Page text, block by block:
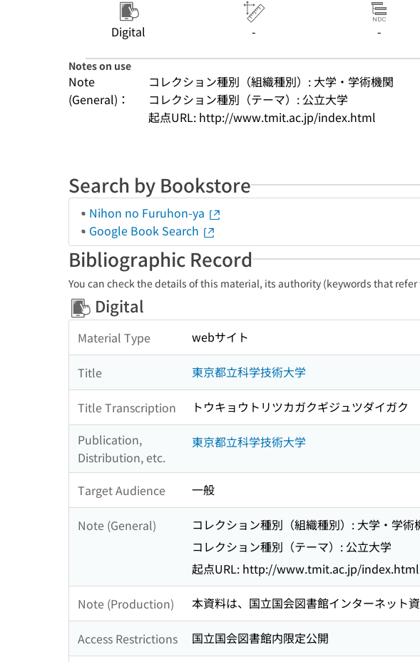
Digital - -
Notes on use
Note
(General)：
コレクション種別（組織種別）: 大学・学術機関
コレクション種別（テーマ）: 公立大学
起点URL: http://www.tmit.ac.jp/index.html
Search by Bookstore
Nihon no Furuhon-ya
Google Book Search
Bibliographic Record
You can check the details of this material, its authority (keywords that
Digital
Material Type webサイト
Title 東京都立科学技術大学
Title Transcription
トウキョウトリツカガクギジュツダイガク
Publication,
Distribution, etc.
東京都立科学技術大学
Target Audience 一般
Note (General)
コレクション種別（組織種別）: 大学・学術
コレクション種別（テーマ）: 公立大学
起点URL: http://www.tmit.ac.jp/index.html
Note (Production) 本資料は、国立国会図書館インターネット
Access Restrictions
国立国会図書館内限定公開